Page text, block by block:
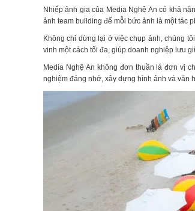
Nhiếp ảnh gia của Media Nghệ An có khả
ảnh team building để mỗi bức ảnh là một tác
Không chỉ dừng lại ở việc chụp ảnh, chúng
vinh một cách tối đa, giúp doanh nghiệp lưu
Media Nghệ An không đơn thuần là đơn vị
nghiệm đáng nhớ, xây dựng hình ảnh và văn